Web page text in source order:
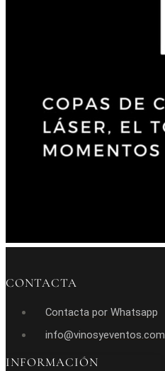
CONTACTA
Contacta por Whatsapp
info@vinosyeventos.com
INFORMACIÓN